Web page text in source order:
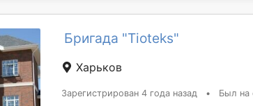
Бригада "Tioteks"
Харьков
Зарегистрирован 4 года назад • Был на